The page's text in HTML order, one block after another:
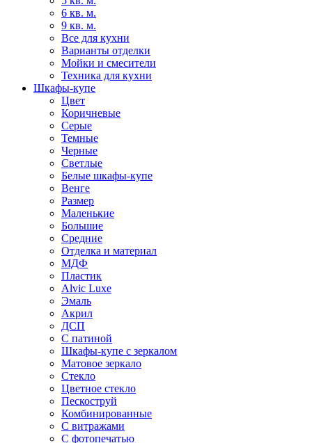
6 кв. м.
9 кв. м.
Все для кухни
Варианты отделки
Мойки и смесители
Техника для кухни
Шкафы-купе
Цвет
Коричневые
Серые
Темные
Черные
Светлые
Белые шкафы-купе
Венге
Размер
Маленькие
Большие
Средние
Отделка и материал
МДФ
Пластик
Alvic Luxe
Эмаль
Акрил
ДСП
С патиной
Шкафы-купе с зеркалом
Матовое зеркало
Стекло
Цветное стекло
Пескоструй
Комбинированные
С витражами
С фотопечатью